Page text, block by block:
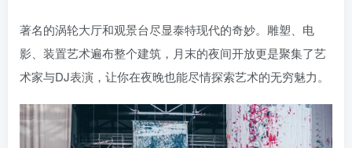
著名的涡轮大厅和观景台尽显泰特现代的奇妙。雕塑、电
影、装置艺术遍布整个建筑，月末的夜间开放更是聚集了艺
术家与DJ表演，让你在夜晚也能尽情探索艺术的无穷魅力。